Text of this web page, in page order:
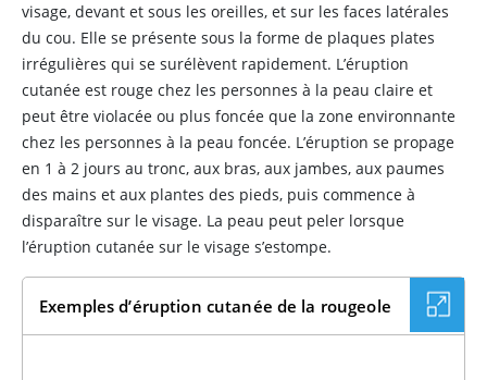
visage, devant et sous les oreilles, et sur les faces latérales
du cou. Elle se présente sous la forme de plaques plates
irrégulières qui se surélèvent rapidement. L’éruption
cutanée est rouge chez les personnes à la peau claire et
peut être violacée ou plus foncée que la zone environnante
chez les personnes à la peau foncée. L’éruption se propage
en 1 à 2 jours au tronc, aux bras, aux jambes, aux paumes
des mains et aux plantes des pieds, puis commence à
disparaître sur le visage. La peau peut peler lorsque
l’éruption cutanée sur le visage s’estompe.
Exemples d’éruption cutanée de la rougeole